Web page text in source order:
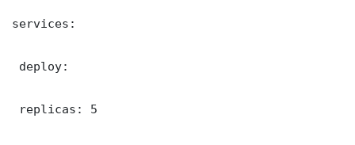
services:
deploy:
replicas: 5